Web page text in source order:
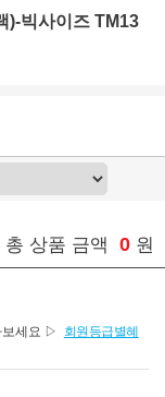
)-빅사이즈 TM13
총 상품 금액 0 원
보세요 ▷
회원등급별혜